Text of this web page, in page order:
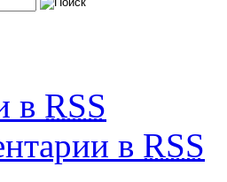
в RSS
в RSS